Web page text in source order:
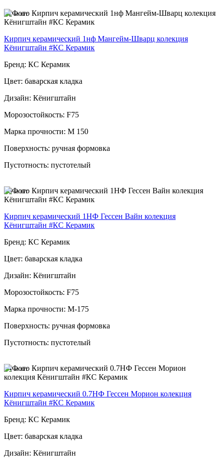
91за шт
Кирпич керамический 1нф Мангейм-Шварц колекция
Кёнигштайн #КС Керамик
Бренд: КС Керамик
Цвет: баварская кладка
Дизайн: Кёнигштайн
Морозостойкость: F75
Марка прочности: М 150
Поверхность: ручная формовка
Пустотность: пустотелый
96за шт
Кирпич керамический 1НФ Гессен Вайн колекция
Кёнигштайн #КС Керамик
Бренд: КС Керамик
Цвет: баварская кладка
Дизайн: Кёнигштайн
Морозостойкость: F75
Марка прочности: М-175
Поверхность: ручная формовка
Пустотность: пустотелый
64за шт
Кирпич керамический 0.7НФ Гессен Морион колекция
Кёнигштайн #КС Керамик
Бренд: КС Керамик
Цвет: баварская кладка
Дизайн: Кёнигштайн